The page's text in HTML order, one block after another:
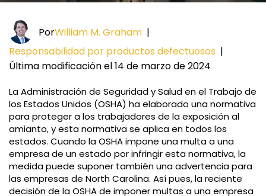
PorWilliam M. Graham |
Responsabilidad por productos defectuosos |
Última modificación el 14 de marzo de 2024
La Administración de Seguridad y Salud en el Trabajo de
los Estados Unidos (OSHA) ha elaborado una normativa
para proteger a los trabajadores de la exposición al
amianto, y esta normativa se aplica en todos los
estados. Cuando la OSHA impone una multa a una
empresa de un estado por infringir esta normativa, la
medida puede suponer también una advertencia para
las empresas de North Carolina. Así pues, la reciente
decisión de la OSHA de imponer multas a una empresa